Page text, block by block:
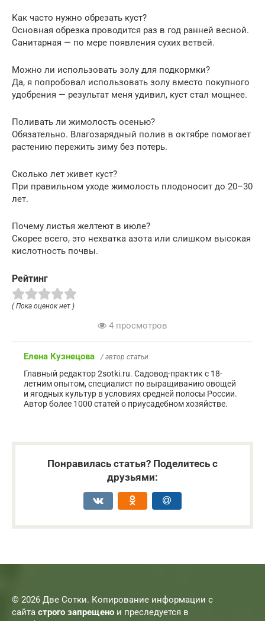
Как часто нужно обрезать куст?
Основная обрезка проводится раз в год ранней весной.
Санитарная — по мере появления сухих ветвей.
Можно ли использовать золу для подкормки?
Да, я попробовал использовать золу вместо покупного
удобрения — результат меня удивил, куст стал мощнее.
Поливать ли жимолость осенью?
Обязательно. Влагозарядный полив в октябре помогает
растению пережить зиму без потерь.
Сколько лет живет куст?
При правильном уходе жимолость плодоносит до 20–30
лет.
Почему листья желтеют в июле?
Скорее всего, это нехватка азота или слишком высокая
кислотность почвы.
Рейтинг
( Пока оценок нет )
4 просмотров
Елена Кузнецова / автор статьи
Главный редактор 2sotki.ru. Садовод-практик с 18-
летним опытом, специалист по выращиванию овощей
и ягодных культур в условиях средней полосы России.
Автор более 1000 статей о приусадебном хозяйстве.
Понравилась статья? Поделитесь с
друзьями:
© 2026 Две Сотки. Копирование информации с
сайта строго запрещено и преследуется в